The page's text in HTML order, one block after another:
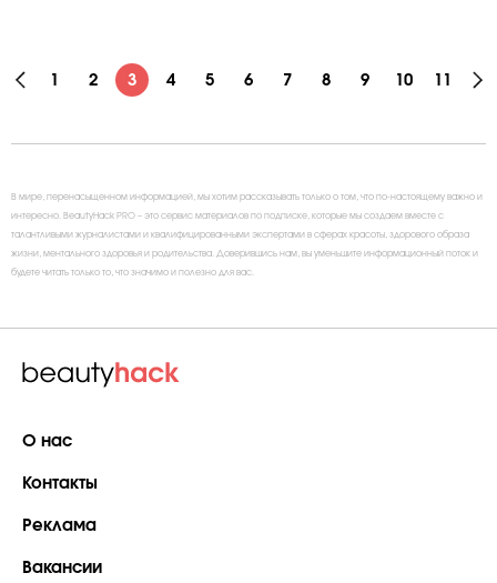
1 2 3 4 5 6 7 8 9 10 11
В мире, перенасыщенном информацией, мы хотим рассказывать только о том, что по-настоящему важно и
интересно. BeautyHack PRO – это сервис материалов по подписке, которые мы создаем вместе с
талантливыми журналистами и квалифицированными экспертами в сферах красоты, здорового образа
жизни, ментального здоровья и родительства. Доверившись нам, вы уменьшите информационный поток и
будете читать только то, что значимо и полезно для вас.
О нас
Контакты
Реклама
Вакансии